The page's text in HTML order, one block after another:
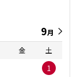
9月
金
土
1